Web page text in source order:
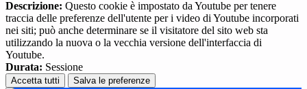
Descrizione: Questo cookie è impostato da Youtube per tenere
traccia delle preferenze dell'utente per i video di Youtube incorporati
nei siti; può anche determinare se il visitatore del sito web sta
utilizzando la nuova o la vecchia versione dell'interfaccia di
Youtube.
Durata: Sessione
Accetta tutti Salva le preferenze